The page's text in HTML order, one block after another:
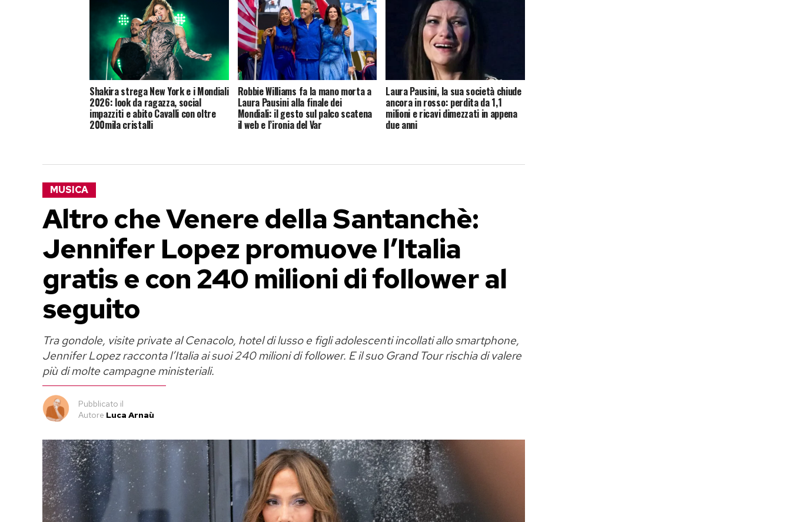
Shakira strega New York e i Mondiali
2026: look da ragazza, social
impazziti e abito Cavalli con oltre
200mila cristalli
Robbie Williams fa la mano morta a
Laura Pausini alla finale dei
Mondiali: il gesto sul palco scatena
il web e l’ironia del Var
Laura Pausini, la sua società chiude
ancora in rosso: perdita da 1,1
milioni e ricavi dimezzati in appena
due anni
MUSICA
Altro che Venere della Santanchè:
Jennifer Lopez promuove l’Italia
gratis e con 240 milioni di follower al
seguito
Tra gondole, visite private al Cenacolo, hotel di lusso e figli adolescenti incollati allo smartphone,
Jennifer Lopez racconta l’Italia ai suoi 240 milioni di follower. E il suo Grand Tour rischia di valere
più di molte campagne ministeriali.
Pubblicato il
Autore Luca Arnaù